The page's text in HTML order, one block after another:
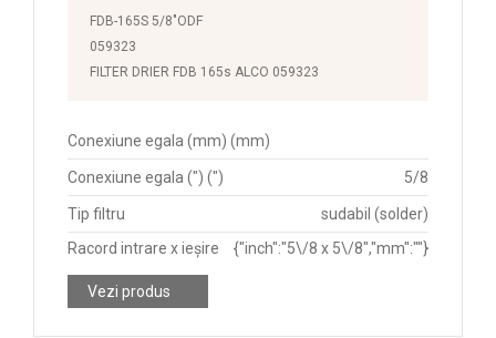
FDB-165S 5/8"ODF
059323
FILTER DRIER FDB 165s ALCO 059323
Conexiune egala (mm) (mm)
Conexiune egala (") (") 5/8
Tip filtru
sudabil (solder)
Racord intrare x ieșire
{"inch":"5\/8 x 5\/8","mm":""}
Vezi produs